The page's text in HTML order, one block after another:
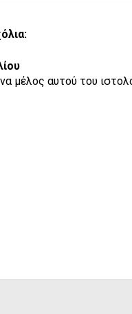
μέλος αυτού του